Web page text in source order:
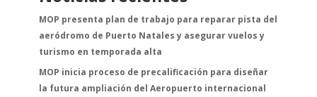
MOP presenta plan de trabajo para reparar pista del
aeródromo de Puerto Natales y asegurar vuelos y
turismo en temporada alta
MOP inicia proceso de precalificación para diseñar
la futura ampliación del Aeropuerto internacional